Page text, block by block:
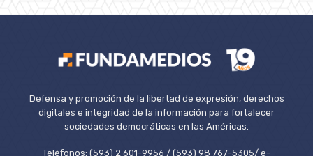
Defensa y promoción de la libertad de expresión, derechos
digitales e integridad de la información para fortalecer
sociedades democráticas en las Américas.
Teléfonos: (593) 2 601-9956 / (593) 98 767-5305/ e-